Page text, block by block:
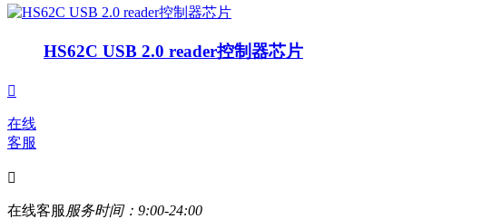
HS62C USB 2.0 reader控制器芯片

在线
客服

在线客服 服务时间：9:00-24:00